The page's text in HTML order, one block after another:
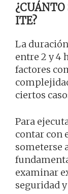
¿CUÁNTO
ITE?
La
entre 2 y 4
factores
ciertos
Para
contar con
someterse
examinar
seguridad